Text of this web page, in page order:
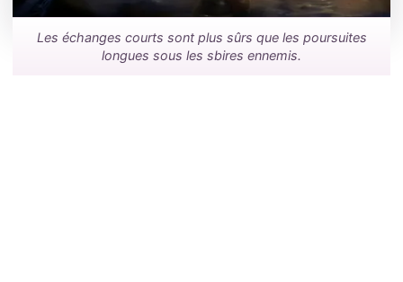
Les échanges courts sont plus sûrs que les poursuites
longues sous les sbires ennemis.